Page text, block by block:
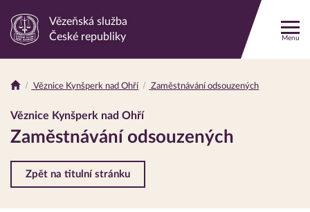
Odkaz
stránku
Vězeňská služba
České republiky
Menu
Drobečková
navigace
Věznice Kynšperk nad Ohří Zaměstnávání odsouzených
Věznice Kynšperk nad Ohří
Zaměstnávání odsouzených
Zpět na titulní stránku